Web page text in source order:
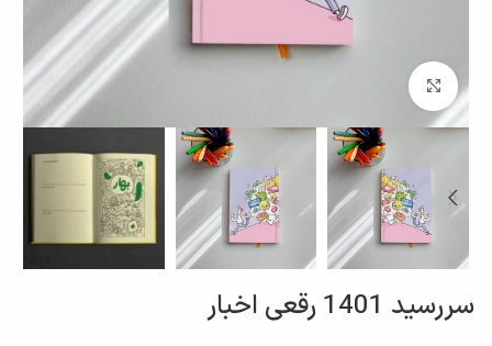
برای بزرگنمایی کلیک کنید
سررسید 1401 رقعی اخبار